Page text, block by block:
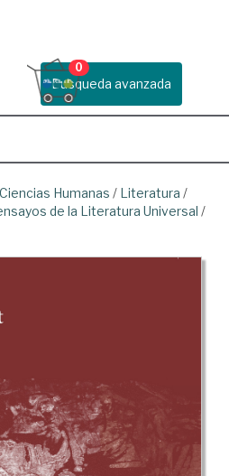
Busqueda avanzada
0
Humanas / Literatura /
de la Literatura Universal /